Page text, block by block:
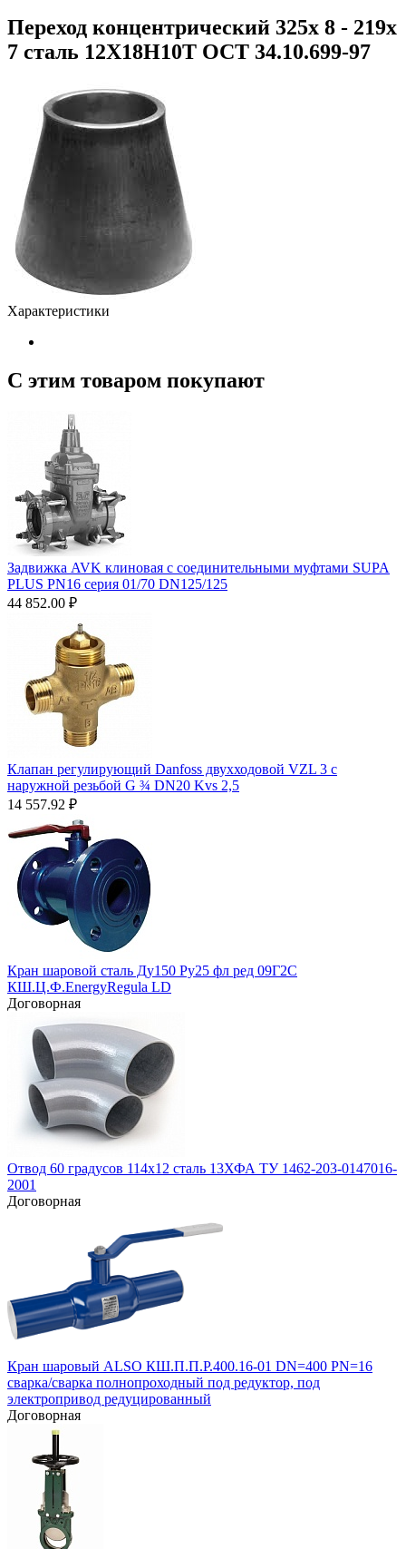
Переход концентрический 325х 8 - 219х
7 сталь 12Х18Н10Т ОСТ 34.10.699-97
Характеристики
С этим товаром покупают
Задвижка AVK клиновая с соединительными муфтами SUPA
PLUS PN16 серия 01/70 DN125/125
44 852.00 ₽
Клапан регулирующий Danfoss двухходовой VZL 3 c
наружной резьбой G ¾ DN20 Kvs 2,5
14 557.92 ₽
Кран шаровой сталь Ду150 Ру25 фл ред 09Г2С
КШ.Ц.Ф.EnergyRegula LD
Договорная
Отвод 60 градусов 114х12 сталь 13ХФА ТУ 1462-203-0147016-
2001
Договорная
Кран шаровый ALSO КШ.П.П.Р.400.16-01 DN=400 PN=16
сварка/сварка полнопроходный под редуктор, под
электропривод редуцированный
Договорная